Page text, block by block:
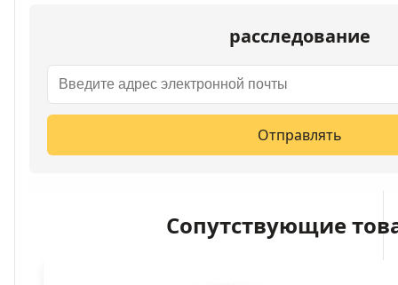
расследование
Отправлять
Сопутствующие